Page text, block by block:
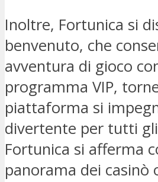
Inoltre, Fortunica si
benvenuto, che
avventura di gioco
programma VIP,
piattaforma si
divertente per tutti
Fortunica si afferma
panorama dei casinò